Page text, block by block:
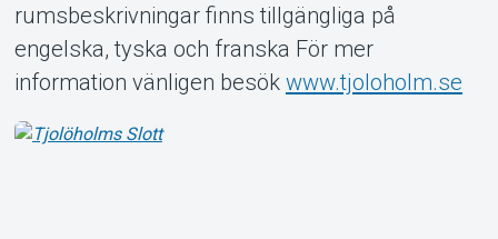
rumsbeskrivningar finns tillgängliga på
engelska, tyska och franska För mer
information vänligen besök www.tjoloholm.se